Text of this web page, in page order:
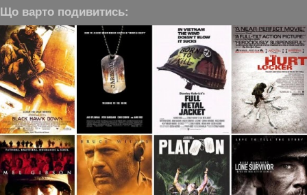
Що варто подивитись: